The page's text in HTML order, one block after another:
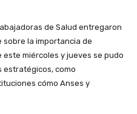
de Salud entregaron
la importancia de
miércoles y jueves se pudo
estratégicos, como
cómo Anses y